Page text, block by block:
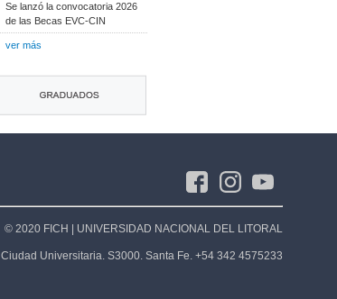
Se lanzó la convocatoria 2026
de las Becas EVC-CIN
ver más
© 2020 FICH | UNIVERSIDAD NACIONAL DEL LITORAL
Ciudad Universitaria. S3000. Santa Fe. +54 342 4575233